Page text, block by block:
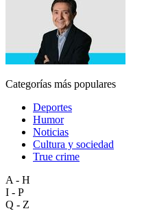
Categorías más populares
Deportes
Humor
Noticias
Cultura y sociedad
True crime
A - H
I - P
Q - Z